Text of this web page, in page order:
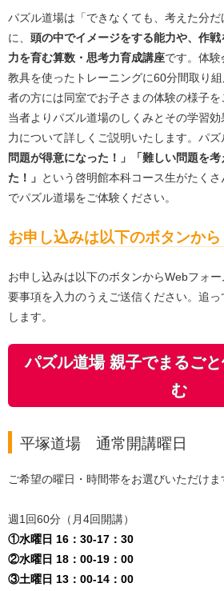
パズル道場は「できなくても、考えた分
に、 頭の中でイメージをする能力や、作
力を育む算数・思考力育成講座です。体験
教具を使ったトレーニングに60分間取り
者の方には同室でお子さまの体験の様子
当者よりパズル道場のしくみとその学習
力について詳しくご説明いたします。 パズ
問題が得意になった！」「難しい問題を
た！」 という啓明館本科コース生がたく
でパズル道場をご体験ください。
お申し込みは以下のボタンから
お申し込みは以下のボタンからWebフォ
要事項を入力のうえご送信ください。追
します。
パズル道場 親子でまるご
む
平塚道場 通常開講曜日
ご希望の曜日・時間帯をお選びいただけま
週1回60分（月4回開講）
①水曜日 16：30-17：30
②水曜日 18：00-19：00
③土曜日 13：00-14：00